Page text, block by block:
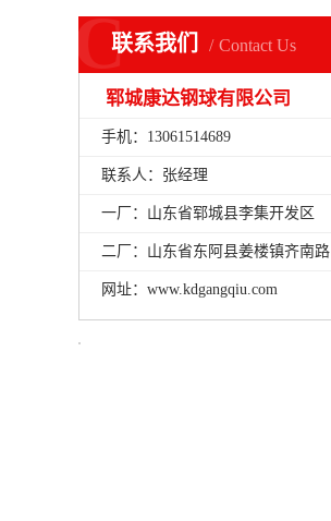
联系我们 Contact Us
C
郓城康达钢球有限公司
手机：13061514689
联系人：张经理
一厂：山东省郓城县李集开发区
二厂：山东省东阿县姜楼镇齐南路
网址：www.kdgangqiu.com